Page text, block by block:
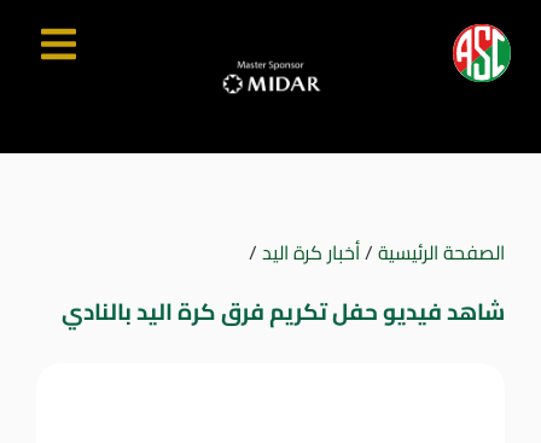
الصفحة الرئيسية/أخبار كرة اليد/
شاهد فيديو حفل تكريم فرق كرة اليد بالنادي